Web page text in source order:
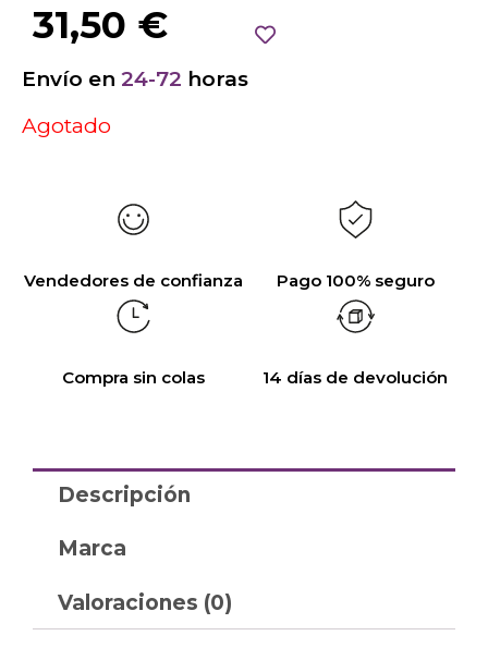
31,50 €
Envío en 24-72 horas
Agotado
Vendedores de confianza Pago 100% seguro
Compra sin colas 14 días de devolución
Descripción
Marca
Valoraciones (0)